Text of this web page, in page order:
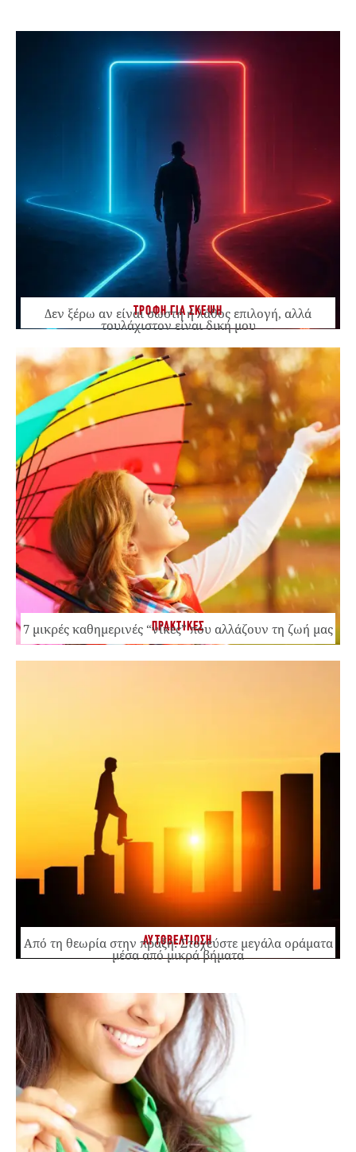
ΤΡΟΦΗ ΓΙΑ ΣΚΕΨΗ
Δεν ξέρω αν είναι σωστή ή λάθος επιλογή, αλλά
τουλάχιστον είναι δική μου
ΠΡΑΚΤΙΚΕΣ
7 μικρές καθημερινές “νίκες” που αλλάζουν τη ζωή μας
ΑΥΤΟΒΕΛΤΙΩΣΗ
Από τη θεωρία στην πράξη: Στοχεύστε μεγάλα οράματα
μέσα από μικρά βήματα